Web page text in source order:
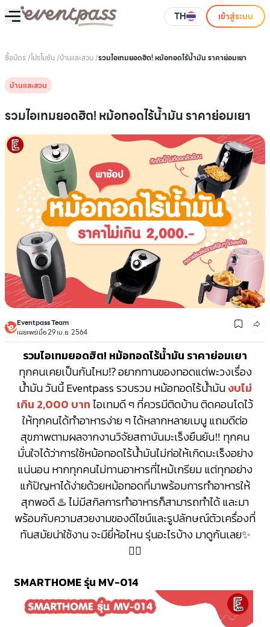
TH เข้าสู่ระบบ
ซื้อบัตร /โปรโมชัน/บ้านและสวน/รวมไอเทมยอดฮิต! หม้อทอดไร้น้ำมัน ราคาย่อมเยา
บ้านและสวน
รวมไอเทมยอดฮิต! หม้อทอดไร้น้ำมัน ราคาย่อมเยา
Eventpass Team
เผยแพร่เมื่อ 29 เม.ย. 2564
รวมไอเทมยอดฮิต! หม้อทอดไร้น้ำมัน ราคาย่อมเยา
ทุกคนเคยเป็นกันไหม⁉ อยากทานของทอดแต่พะวงเรื่อง
น้ำมัน วันนี้ Eventpass รวบรวม หม้อทอดไร้น้ำมันงบไม่
เกิน 2,000 บาทไอเทมดี ๆ ที่ควรมีติดบ้าน ติดคอนโดไว้
ให้ทุกคนได้ทำอาหารง่าย ๆ ได้หลากหลายเมนู แถมดีต่อ
สุขภาพตามผลจากงานวิจัยสถาบันมะเร็งยืนยัน‼️ ทุกคน
มั่นใจได้ว่าการใช้หม้อทอดไร้น้ำมันไม่ก่อให้เกิดมะเร็งอย่าง
แน่นอน หากทุกคนไม่ทานอาหารที่ไหม้เกรียม แต่ทุกอย่าง
แก้ปัญหาได้ง่ายด้วยหม้อทอดที่มาพร้อมการทำอาหารให้
สุกพอดี ♨️ ไม่มีสกิลการทำอาหารก็สามารถทำได้ และมา
พร้อมกับความสวยงามของดีไซน์และรูปลักษณ์ตัวเครื่องที่
ทันสมัยน่าใช้งาน จะมียี่ห้อไหน รุ่นอะไรบ้าง มาดูกันเลย✨
👇🏻
SMARTHOME รุ่น MV-014